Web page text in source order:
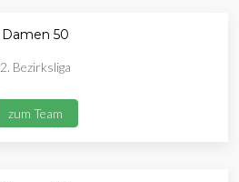
Damen 50
2. Bezirksliga
zum Team